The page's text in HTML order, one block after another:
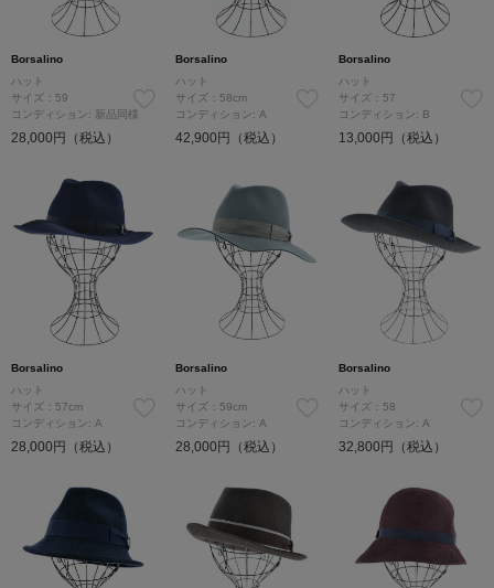
Borsalino
ハット
サイズ：59
コンディション: 新品同様
28,000円（税込）
Borsalino
ハット
サイズ：58cm
コンディション: A
42,900円（税込）
Borsalino
ハット
サイズ：57
コンディション: B
13,000円（税込）
Borsalino
ハット
サイズ：57cm
コンディション: A
28,000円（税込）
Borsalino
ハット
サイズ：59cm
コンディション: A
28,000円（税込）
Borsalino
ハット
サイズ：58
コンディション: A
32,800円（税込）